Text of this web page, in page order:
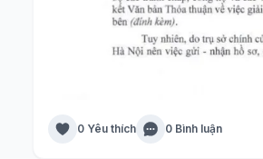
0 Yêu thích 0 Bình luận